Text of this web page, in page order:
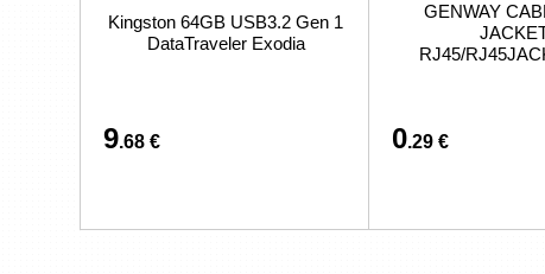
Kingston 64GB USB3.2 Gen 1
DataTraveler Exodia
9.68 €
GENWAY
RJ45/
0.29 €